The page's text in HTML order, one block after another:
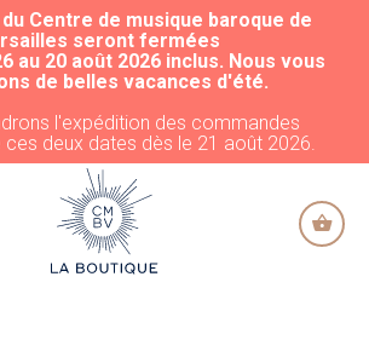
AU CONTENU PRINCIPAL
Centre de musique baroque de
seront fermées
au 20 août 2026 inclus. Nous vous
de belles vacances d'été.
l'expédition des commandes
ces deux dates dès le 21 août 2026.